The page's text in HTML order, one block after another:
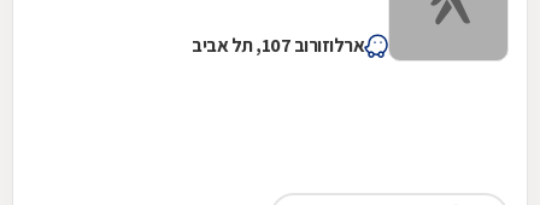
ארלוזורוב 107, תל אביב